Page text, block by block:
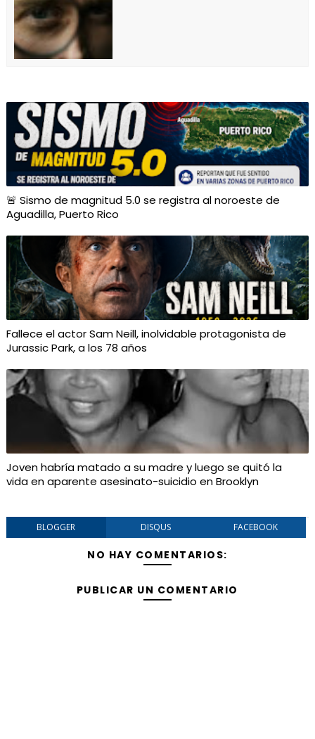
🚨 Sismo de magnitud 5.0 se registra al noroeste de
Aguadilla, Puerto Rico
Fallece el actor Sam Neill, inolvidable protagonista de
Jurassic Park, a los 78 años
Joven habría matado a su madre y luego se quitó la
vida en aparente asesinato-suicidio en Brooklyn
BLOGGER DISQUS FACEBOOK
NO HAY COMENTARIOS:
PUBLICAR UN COMENTARIO